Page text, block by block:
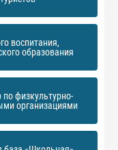
воспитания,
образования
физкультурно-
организациями